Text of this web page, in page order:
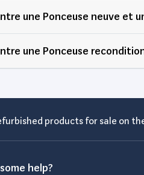
une Ponceuse neuve et
une Ponceuse
products for sale on
help?